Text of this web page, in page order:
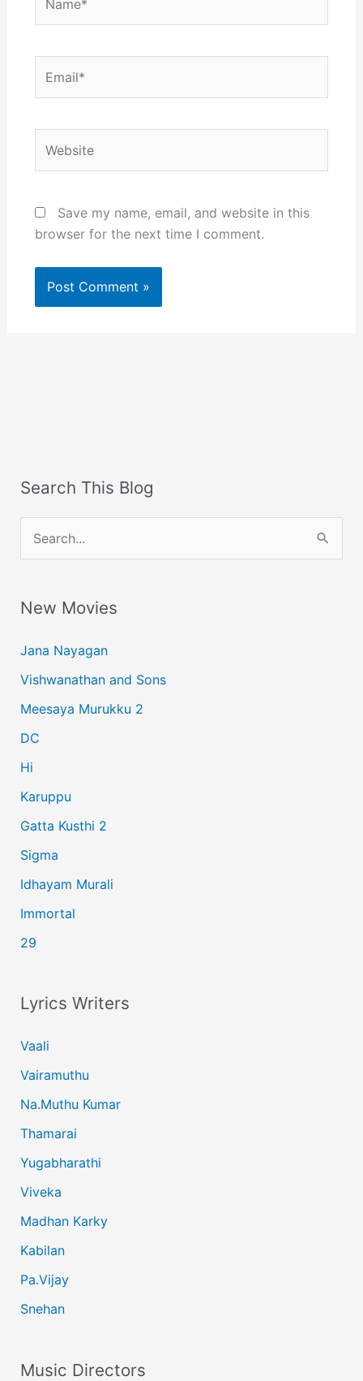
Save my name, email, and website in this
browser for the next time I comment.
Search This Blog
e
r
h
f
o
r
:
New Movies
Jana Nayagan
Vishwanathan and Sons
Meesaya Murukku 2
DC
Hi
Karuppu
Gatta Kusthi 2
Sigma
Idhayam Murali
Immortal
29
Lyrics Writers
Vaali
Vairamuthu
Na.Muthu Kumar
Thamarai
Yugabharathi
Viveka
Madhan Karky
Kabilan
Pa.Vijay
Snehan
Music Directors